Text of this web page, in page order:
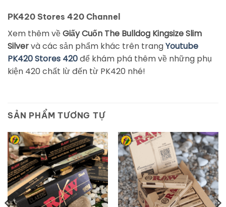
PK420 Stores 420 Channel
Xem thêm vềGiấy Cuốn The Bulldog Kingsize Slim
Silvervà các sản phẩm khác trên trangYoutube
PK420 Stores 420để khám phá thêm về những phụ
kiện 420 chất lừ đến từ PK420 nhé!
SẢN PHẨM TƯƠNG TỰ